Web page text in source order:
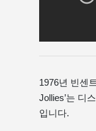
1976년 빈센
Jollies’는 디
입니다.